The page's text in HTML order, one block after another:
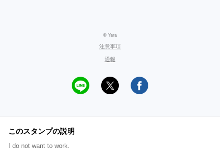
© Yara
注意事項
通報
このスタンプの説明
I do not want to work.